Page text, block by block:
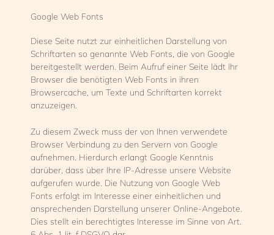
Google Web Fonts
Diese Seite nutzt zur einheitlichen Darstellung von
Schriftarten so genannte Web Fonts, die von Google
bereitgestellt werden. Beim Aufruf einer Seite lädt Ihr
Browser die benötigten Web Fonts in ihren
Browsercache, um Texte und Schriftarten korrekt
anzuzeigen.
Zu diesem Zweck muss der von Ihnen verwendete
Browser Verbindung zu den Servern von Google
aufnehmen. Hierdurch erlangt Google Kenntnis
darüber, dass über Ihre IP-Adresse unsere Website
aufgerufen wurde. Die Nutzung von Google Web
Fonts erfolgt im Interesse einer einheitlichen und
ansprechenden Darstellung unserer Online-Angebote.
Dies stellt ein berechtigtes Interesse im Sinne von Art.